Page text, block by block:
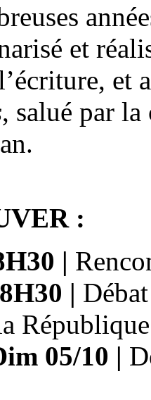
et
et
, salué par
:
|
|
05/10 |